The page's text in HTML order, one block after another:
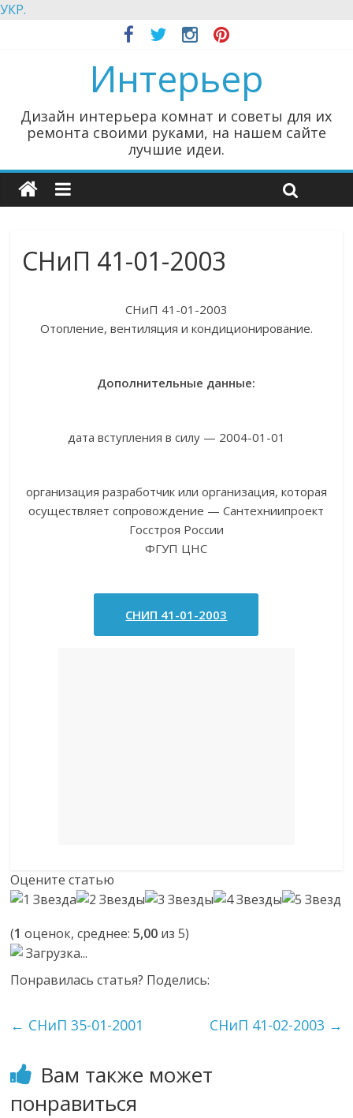
УКР.
Интерьер
Дизайн интерьера комнат и советы для их
ремонта своими руками, на нашем сайте
лучшие идеи.
СНиП 41-01-2003
СНиП 41-01-2003
Отопление, вентиляция и кондиционирование.
Дополнительные данные:
дата вступления в силу — 2004-01-01
организация разработчик или организация, которая
осуществляет сопровождение — Сантехниипроект
Госстроя России
ФГУП ЦНС
СНИП 41-01-2003
Оцените статью
(1 оценок, среднее:5,00 из 5)
Загрузка...
Понравилась статья? Поделись:
← СНиП 35-01-2001 СНиП 41-02-2003 →
Вам также может
понравиться